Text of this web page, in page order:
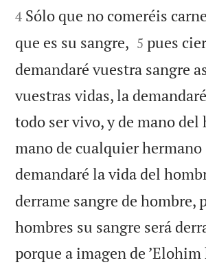
4 Sólo que no comeréis
que es su sangre, 

5 pues
demandaré vuestra sangre
vuestras vidas, la
todo ser vivo, y de mano del
mano de cualquier hermano
demandaré la vida del
derrame sangre de hombre,
hombres su sangre será
porque a imagen de ’Elohim